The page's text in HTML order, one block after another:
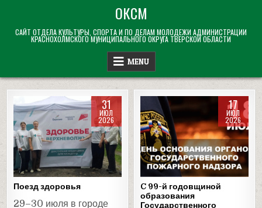
content
ОКСМ
САЙТ ОТДЕЛА КУЛЬТУРЫ, СПОРТА И ПО ДЕЛАМ МОЛОДЕЖИ АДМИНИСТРАЦИИ
КРАСНОХОЛМСКОГО МУНИЦИПАЛЬНОГО ОКРУГА ТВЕРСКОЙ ОБЛАСТИ
MENU
31
ИЮЛ
2026
Posted
in
Поезд здоровья
29–30 июля в городе
17
ИЮЛ
2026
Posted
in
C 99-й годовщиной
образования
Государственного